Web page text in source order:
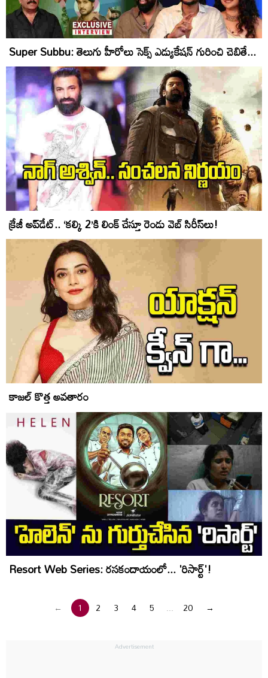
Super Subbu: తెలుగు హీరోలు సెక్స్ ఎడ్యుకేషన్ గురించి చెబితే...
క్రేజీ అప్‌డేట్.. ‘కల్కి 2’కి లింక్ చేస్తూ రెండు వెబ్ సిరీస్‌లు!
కాజల్ కొత్త అవతారం
Resort Web Series: రసకందాయంలో... 'రిసార్ట్'!
← 1 2 3 4 5 ... 20 →